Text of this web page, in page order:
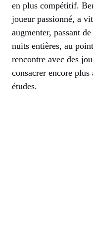
en plus compétitif.
joueur passionné, a
augmenter, passant
nuits entières, au
rencontre avec des
consacrer encore
études.